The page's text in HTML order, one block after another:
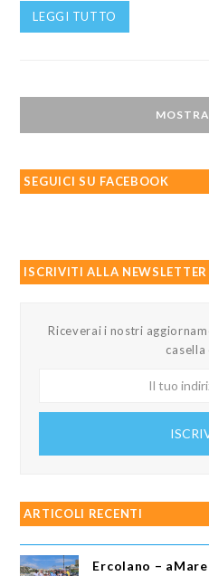
LEGGI TUTTO
SEGUICI SU FACEBOOK
ISCRIVITI ALLA NEWSLETTER
Riceverai i nostri
casella
ARTICOLI RECENTI
Ercolano –